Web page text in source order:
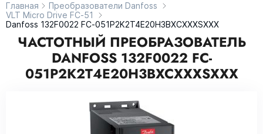
Главная
Преобразователи Danfoss
VLT Micro Drive FC-51
Danfoss 132F0022 FC-051P2K2T4E20H3BXCXXXSXXX
ЧАСТОТНЫЙ ПРЕОБРАЗОВАТЕЛЬ
DANFOSS 132F0022 FC-
051P2K2T4E20H3BXCXXXSXXX